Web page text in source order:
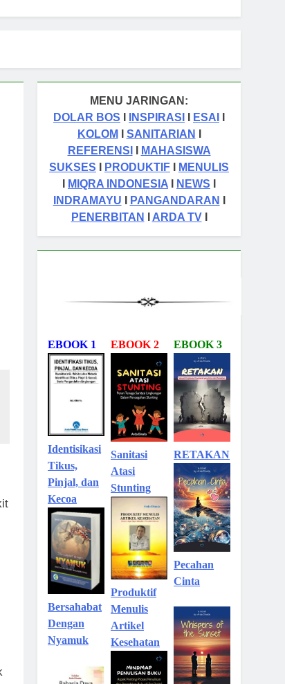
MENU JARINGAN:
DOLAR BOS
INSPIRASI ESAI
KOLOM
SANITARIAN
REFERENSI
MAHASISWA
SUKSES
PRODUKTIF
MENULIS
MIQRA INDONESIA NEWS
INDRAMAYU
PANGANDARAN
PENERBITAN
ARDA TVI
EBOOK 1
Identisikasi
Tikus,
Pinjal, dan
Kecoa
Bersahabat
Dengan
Nyamuk
EBOOK 2
Sanitasi
Atasi
Stunting
Produktif
Menulis
Artikel
Kesehatan
EBOOK 3
RETAKAN
Pecahan
Cinta